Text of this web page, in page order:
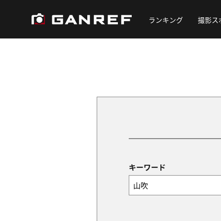
ランキング 撮影ス
キーワード